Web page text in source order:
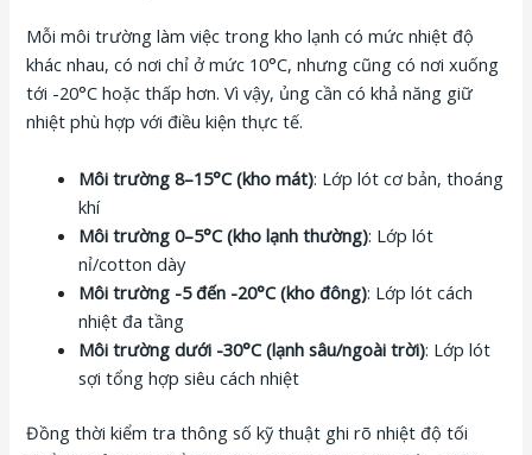
Mỗi môi trường làm việc trong kho lạnh có mức nhiệt độ
khác nhau, có nơi chỉ ở mức 10°C, nhưng cũng có nơi xuống
tới -20°C hoặc thấp hơn. Vì vậy, ủng cần có khả năng giữ
nhiệt phù hợp với điều kiện thực tế.
Môi trường 8–15°C (kho mát): Lớp lót cơ bản, thoáng
khí
Môi trường 0–5°C (kho lạnh thường): Lớp lót
nỉ/cotton dày
Môi trường -5 đến -20°C (kho đông): Lớp lót cách
nhiệt đa tầng
Môi trường dưới -30°C (lạnh sâu/ngoài trời): Lớp lót
sợi tổng hợp siêu cách nhiệt
Đồng thời kiểm tra thông số kỹ thuật ghi rõ nhiệt độ tối